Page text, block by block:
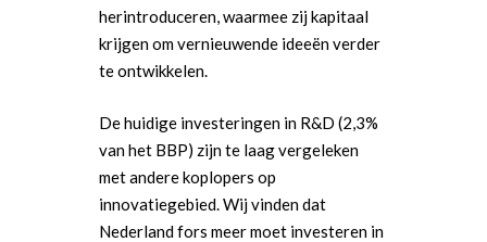
herintroduceren, waarmee zij kapitaal
krijgen om vernieuwende ideeën verder
te ontwikkelen.
De huidige investeringen in R&D (2,3%
van het BBP) zijn te laag vergeleken
met andere koplopers op
innovatiegebied. Wij vinden dat
Nederland fors meer moet investeren in